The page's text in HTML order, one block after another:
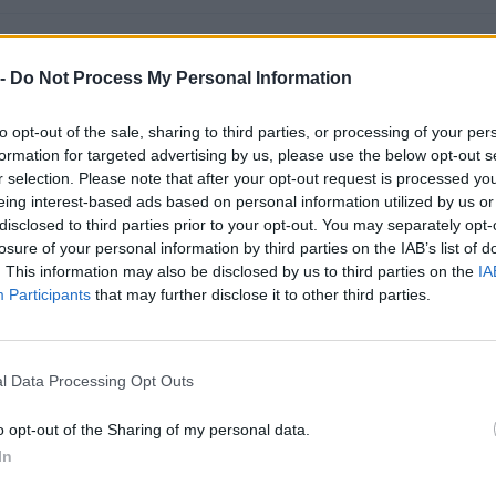
Do Not Process My Personal Information
opt-out of the sale, sharing to third parties, or processing of your
for targeted advertising by us, please use the below opt-out
selection. Please note that after your opt-out request is processed
interest-based ads based on personal information utilized by us
to third parties prior to your opt-out. You may separately
of your personal information by third parties on the IAB’s list of
This information may also be disclosed by us to third parties on the
Participants that may further disclose it to other third parties.
Data Processing Opt Outs
opt-out of the Sharing of my personal data.
2021 € 132.894 —
€ 440.488
Fatturato per dipendente
per un totale di 14.867 euro (2023–2023).
per la formazione continua per la